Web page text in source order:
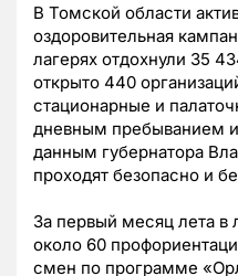
В Томской области
оздоровительная
лагерях отдохнули 35
открыто 440
стационарные и
дневным пребыванием
данным губернатора
проходят безопасно и
За первый месяц лета в
около 60
смен по программе